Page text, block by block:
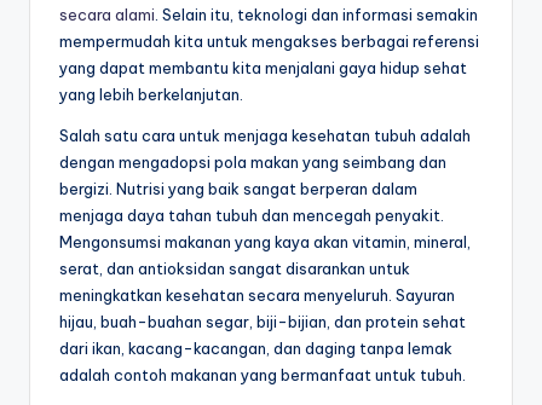
secara alami . Selain itu, teknologi dan informasi semakin
mempermudah kita untuk mengakses berbagai referensi
yang dapat membantu kita menjalani gaya hidup sehat
yang lebih berkelanjutan.
Salah satu cara untuk menjaga kesehatan tubuh adalah
dengan mengadopsi pola makan yang seimbang dan
bergizi. Nutrisi yang baik sangat berperan dalam
menjaga daya tahan tubuh dan mencegah penyakit.
Mengonsumsi makanan yang kaya akan vitamin, mineral,
serat, dan antioksidan sangat disarankan untuk
meningkatkan kesehatan secara menyeluruh. Sayuran
hijau, buah-buahan segar, biji-bijian, dan protein sehat
dari ikan, kacang-kacangan, dan daging tanpa lemak
adalah contoh makanan yang bermanfaat untuk tubuh.